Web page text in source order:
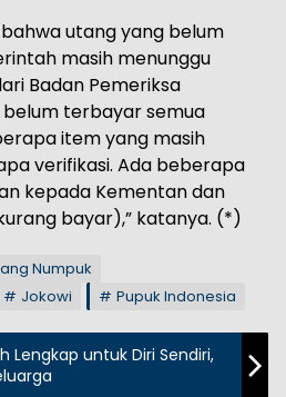
utang yang belum
masih menunggu
Badan Pemeriksa
belum terbayar semua
item yang masih
verifikasi. Ada beberapa
kepada Kementan dan
bayar),” katanya. (*)
Numpuk
Jokowi Pupuk Indonesia
Lengkap untuk Diri Sendiri,